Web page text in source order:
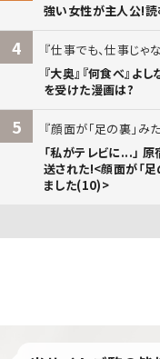
強い女性が主人公!読
4
仕事でも、仕事じゃ
『大奥』『何食べ』
を受けた漫画は?
5
顔面が「足の裏」み
「私がテレビに...」
送された!<顔面が「
ました(10)>